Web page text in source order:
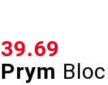
Prym
CHF
39.69